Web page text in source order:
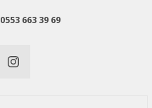
0553 663 39 69